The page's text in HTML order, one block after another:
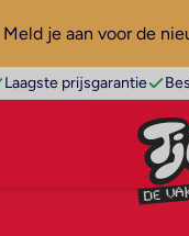
Meld je aan voor de
Laagste prijsgarantie